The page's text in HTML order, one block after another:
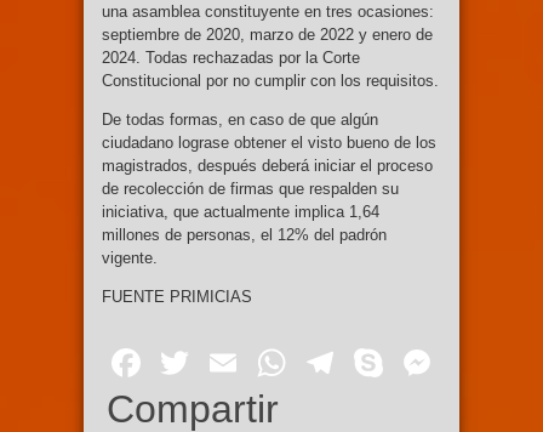
una asamblea constituyente en tres ocasiones:
septiembre de 2020, marzo de 2022 y enero de
2024. Todas rechazadas por la Corte
Constitucional por no cumplir con los requisitos.
De todas formas, en caso de que algún
ciudadano lograse obtener el visto bueno de los
magistrados, después deberá iniciar el proceso
de recolección de firmas que respalden su
iniciativa, que actualmente implica 1,64
millones de personas, el 12% del padrón
vigente.
FUENTE PRIMICIAS
Facebook
Twitter
EmailWhatsApp
Telegram
Skype
Compartir